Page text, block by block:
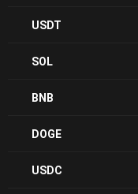
USDT
SOL
BNB
DOGE
USDC